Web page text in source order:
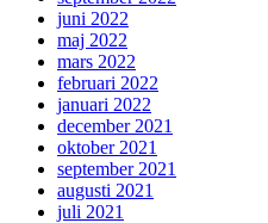
juni 2022
maj 2022
mars 2022
februari 2022
januari 2022
december 2021
oktober 2021
september 2021
augusti 2021
juli 2021